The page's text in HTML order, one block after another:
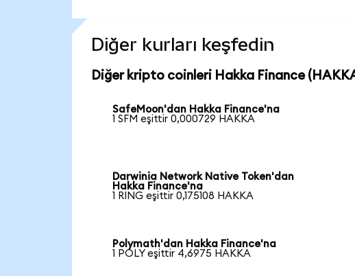
Diğer kurları keşfedin
Diğer kripto coinleri Hakka Finance
SafeMoon'dan Hakka Finance'na
1 SFM eşittir 0,000729 HAKKA
Darwinia Network Native Token'dan
Hakka Finance'na
1 RING eşittir 0,175108 HAKKA
Polymath'dan Hakka Finance'na
1 POLY eşittir 4,6975 HAKKA